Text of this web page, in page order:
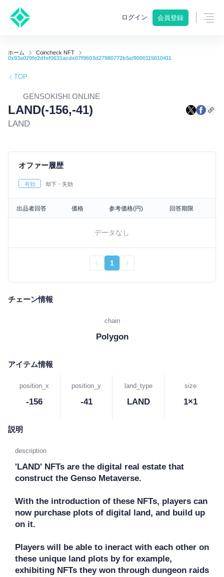
ログイン 会員登録
ホーム
Coincheck NFT
0x93a029fe2dfef0631acde07f9603d27980772b5e/9000115610411
TOP
GENSOKISHI ONLINE
LAND(-156,-41)
LAND
オファー履歴
有効 却下・失効
出品者回答 価格 参考価格(円) 回答期限
データなし
1
チェーン情報
chain
Polygon
アイテム情報
position_x
-156
position_y
-41
land_type
LAND
size
1×1
説明
description
'LAND' NFTs are the digital real estate that
construct the Genso Metaverse.
With the introduction of these NFTs, players can
now purchase plots of digital land, and build up
on it.
Players will be able to ineract with each other on
these unique land plots by for example,
exhibiting NFTs they won through dungeon raids